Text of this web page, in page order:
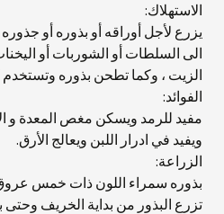
الاستهلاك:
يزرع لأجل أوراقه أو بذوره أو
الى السلطات أو الشوربات أو
الزيت ، وكما تطحن بذوره وتستخدم
الفوائد:
مفيد للرمد ويسكن مغص المعدة و
ويفيد في ادرار اللبن ويعالج الأرق.
الزراعة:
بذوره سمراء اللون ذات خمس
تزرع البذور من بداية الخريف وحتى